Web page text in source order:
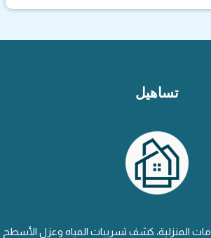
تساهيل
المنزلية، كشف تسريبات المياه وعزل الأسطح